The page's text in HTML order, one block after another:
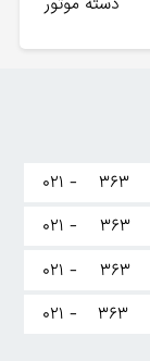
۰۲۱ - ۳۶۳
۰۲۱ -
۳۶۳
۰۲۱ -
۳۶۳
۰۲۱ -
۳۶۳